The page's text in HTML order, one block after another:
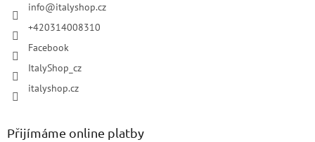
info@italyshop.cz
+420314008310
Facebook
ItalyShop_cz
italyshop.cz
Přijímáme online platby